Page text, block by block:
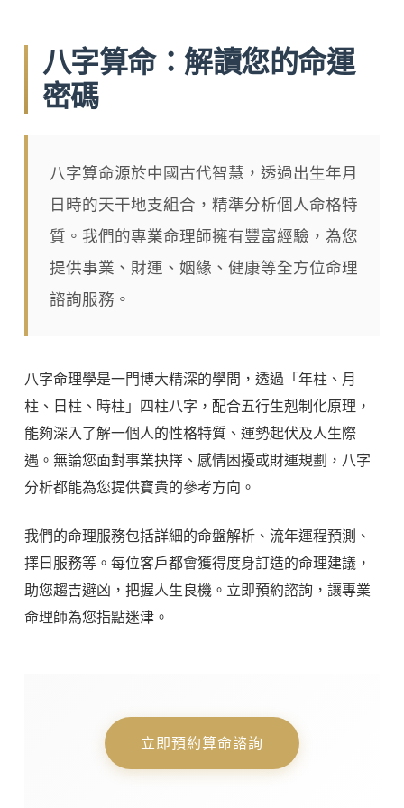
八字算命：解讀您的命運
密碼
八字算命源於中國古代智慧，透過出生年月
日時的天干地支組合，精準分析個人命格特
質。我們的專業命理師擁有豐富經驗，為您
提供事業、財運、姻緣、健康等全方位命理
諮詢服務。
八字命理學是一門博大精深的學問，透過「年柱、月
柱、日柱、時柱」四柱八字，配合五行生剋制化原理，
能夠深入了解一個人的性格特質、運勢起伏及人生際
遇。無論您面對事業抉擇、感情困擾或財運規劃，八字
分析都能為您提供寶貴的參考方向。
我們的命理服務包括詳細的命盤解析、流年運程預測、
擇日服務等。每位客戶都會獲得度身訂造的命理建議，
助您趨吉避凶，把握人生良機。立即預約諮詢，讓專業
命理師為您指點迷津。
立即預約算命諮詢